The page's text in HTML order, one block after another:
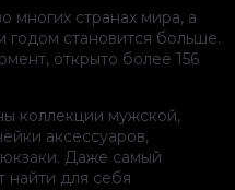
многих странах мира, а
становится больше.
открыто более 156
коллекции мужской,
аксессуаров,
Даже самый
найти для себя